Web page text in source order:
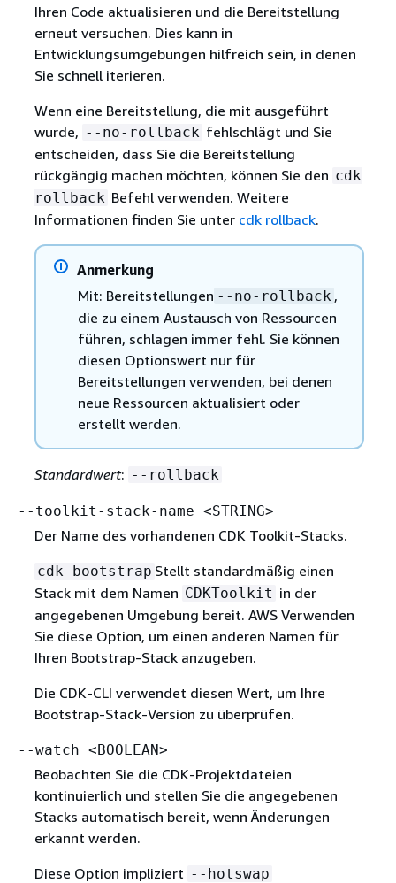
Ihren Code aktualisieren und die Bereitstellung
erneut versuchen. Dies kann in
Entwicklungsumgebungen hilfreich sein, in denen
Sie schnell iterieren.
Wenn eine Bereitstellung, die mit ausgeführt
wurde, --no-rollback fehlschlägt und Sie
entscheiden, dass Sie die Bereitstellung
rückgängig machen möchten, können Sie den cdk
rollback Befehl verwenden. Weitere
Informationen finden Sie unter cdk rollback.
Anmerkung
Mit: Bereitstellungen --no-rollback ,
die zu einem Austausch von Ressourcen
führen, schlagen immer fehl. Sie können
diesen Optionswert nur für
Bereitstellungen verwenden, bei denen
neue Ressourcen aktualisiert oder
erstellt werden.
Standardwert: --rollback
--toolkit-stack-name <STRING>
Der Name des vorhandenen CDK Toolkit-Stacks.
cdk bootstrap Stellt standardmäßig einen
Stack mit dem Namen CDKToolkit in der
angegebenen Umgebung bereit. AWS Verwenden
Sie diese Option, um einen anderen Namen für
Ihren Bootstrap-Stack anzugeben.
Die CDK-CLI verwendet diesen Wert, um Ihre
Bootstrap-Stack-Version zu überprüfen.
--watch <BOOLEAN>
Beobachten Sie die CDK-Projektdateien
kontinuierlich und stellen Sie die angegebenen
Stacks automatisch bereit, wenn Änderungen
erkannt werden.
Diese Option impliziert --hotswap